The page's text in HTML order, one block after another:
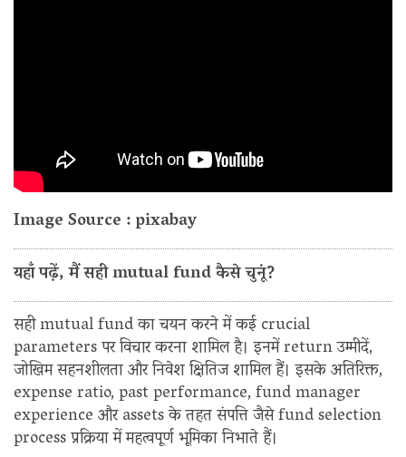
Image Source : pixabay
यहाँ पढ़ें, मैं सही mutual fund कैसे चुनूं?
सही mutual fund का चयन करने में कई crucial
parameters पर विचार करना शामिल है। इनमें return उम्मीदें,
जोखिम सहनशीलता और निवेश क्षितिज शामिल हैं। इसके अतिरिक्त,
expense ratio, past performance, fund manager
experience और assets के तहत संपत्ति जैसे fund selection
process प्रक्रिया में महत्वपूर्ण भूमिका निभाते हैं।